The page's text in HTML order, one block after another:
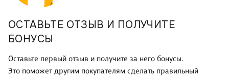
ОСТАВЬТЕ ОТЗЫВ И ПОЛУЧИТЕ
БОНУСЫ
Оставьте первый отзыв и получите за него бонусы.
Это поможет другим покупателям сделать правильный